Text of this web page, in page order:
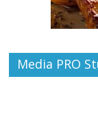
Media PRO